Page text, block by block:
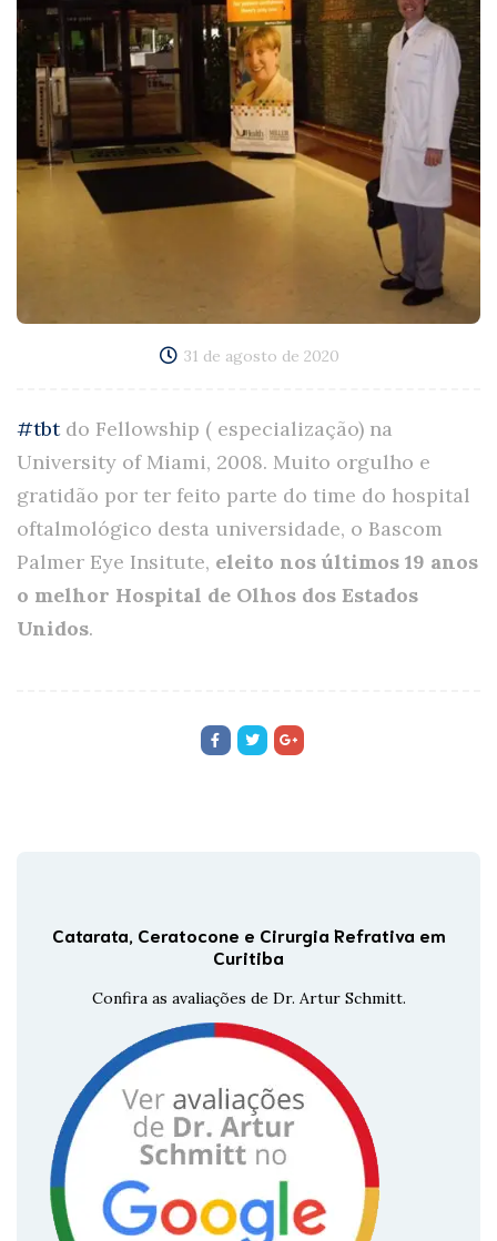
31 de agosto de 2020
#tbtdo Fellowship ( especialização) na
University of Miami, 2008. Muito orgulho e
gratidão por ter feito parte do time do hospital
oftalmológico desta universidade, o Bascom
Palmer Eye Insitute, eleito nos últimos 19 anos
o melhor Hospital de Olhos dos Estados
Unidos.
Catarata, Ceratocone e Cirurgia Refrativa em
Curitiba
Confira as avaliações de Dr. Artur Schmitt.